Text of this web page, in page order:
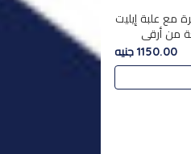
مع علبة إيليت
35 قطعة من أرقى
,معروضة
في..
1150.00 جنيه